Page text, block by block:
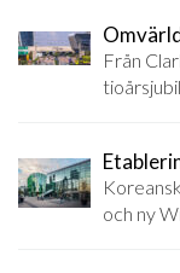
Från
och ny